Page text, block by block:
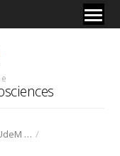
Des chercheurs de l’UdeM se démarquent dans le domaine de l’intelligence artificielle /